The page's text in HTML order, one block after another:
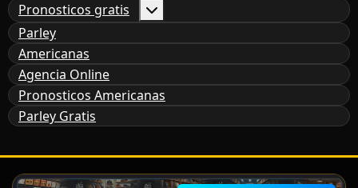
Pronosticos gratis
Parley
Americanas
Agencia Online
Pronosticos Americanas
Parley Gratis